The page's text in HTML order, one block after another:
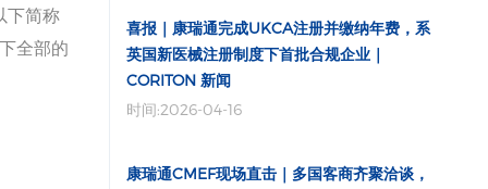
下简称
全部的
喜报｜康瑞通完成UKCA注册并缴纳年费，系
英国新医械注册制度下首批合规企业｜
CORITON 新闻
时间:2026-04-16
康瑞通CMEF现场直击｜多国客商齐聚洽谈，